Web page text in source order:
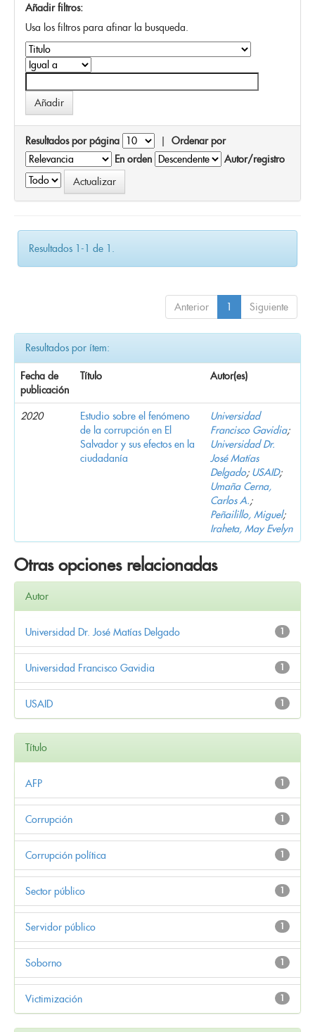
Añadir filtros:
Usa los filtros para afinar la busqueda.
Resultados por página | Ordenar por
En orden
Autor/registro
Resultados 1-1 de 1.
Anterior 1 Siguiente
Resultados por ítem:
Fecha de
publicación
Título Autor(es)
2020
Estudio sobre el fenómeno
de la corrupción en El
Salvador y sus efectos en la
ciudadanía
Universidad
Francisco Gavidia;
Universidad Dr.
José Matías
Delgado; USAID;
Umaña Cerna,
Carlos A.;
Peñailillo, Miguel;
Iraheta, May Evelyn
Otras opciones relacionadas
Autor
1
Universidad Dr. José Matías Delgado
1
Universidad Francisco Gavidia
1
USAID
Título
1
AFP
1
Corrupción
1
Corrupción política
1
Sector público
1
Servidor público
1
Soborno
1
Victimización